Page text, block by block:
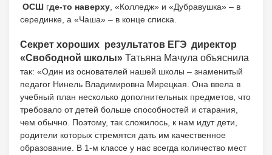
ОСШ где-то наверху , «Колледж» и «Дубравушка» – в
серединке, а «Чаша» – в конце списка.
Секрет хороших результатов ЕГЭ директор
«Свободной школы» Татьяна Мачула объяснила
так: «Один из основателей нашей школы – знаменитый
педагог Нинель Владимировна Мирецкая. Она ввела в
учебный план несколько дополнительных предметов, что
требовало от детей больше способностей и старания,
чем обычно. Поэтому, так сложилось, к нам идут дети,
родители которых стремятся дать им качественное
образование. В 1-м классе у нас всегда количество мест